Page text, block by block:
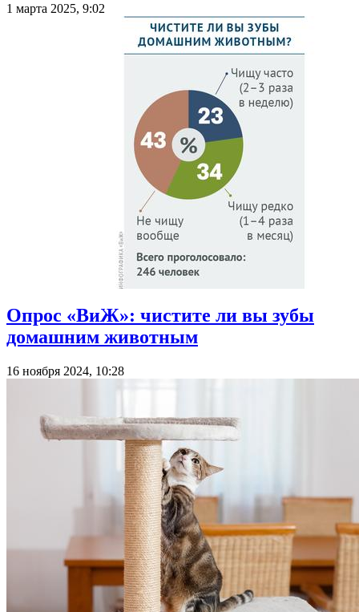
1 марта 2025, 9:02
Опрос «ВиЖ»: чистите ли вы зубы
домашним животным
16 ноября 2024, 10:28